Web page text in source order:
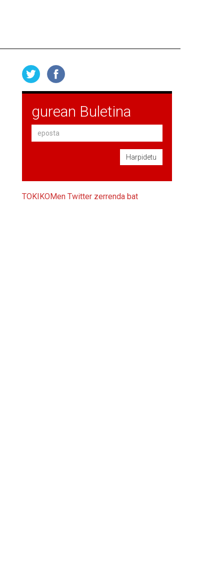
gurean Buletina
Harpidetu
TOKIKOMen Twitter zerrenda bat